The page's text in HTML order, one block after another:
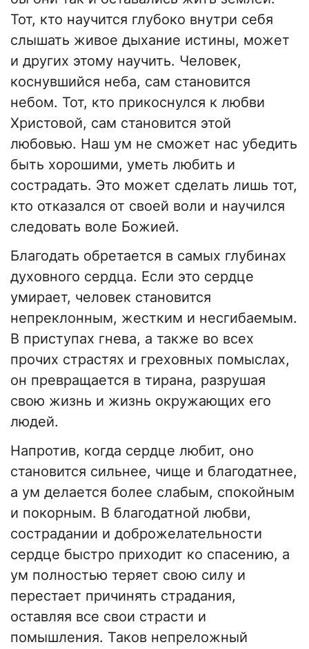
Тот, кто научится глубоко внутри себя
слышать живое дыхание истины, может
и других этому научить. Человек,
коснувшийся неба, сам становится
небом. Тот, кто прикоснулся к любви
Христовой, сам становится этой
любовью. Наш ум не сможет нас убедить
быть хорошими, уметь любить и
сострадать. Это может сделать лишь тот,
кто отказался от своей воли и научился
следовать воле Божией.
Благодать обретается в самых глубинах
духовного сердца. Если это сердце
умирает, человек становится
непреклонным, жестким и несгибаемым.
В приступах гнева, а также во всех
прочих страстях и греховных помыслах,
он превращается в тирана, разрушая
свою жизнь и жизнь окружающих его
людей.
Напротив, когда сердце любит, оно
становится сильнее, чище и благодатнее,
а ум делается более слабым, спокойным
и покорным. В благодатной любви,
сострадании и доброжелательности
сердце быстро приходит ко спасению, а
ум полностью теряет свою силу и
перестает причинять страдания,
оставляя все свои страсти и
помышления. Таков непреложный